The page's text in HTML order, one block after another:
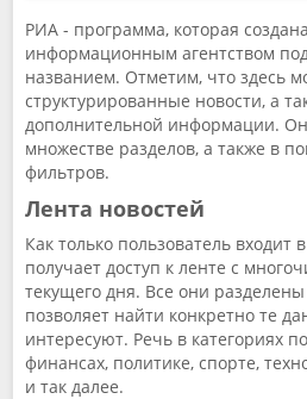
РИА - программа, которая
информационным агентством
названием. Отметим, что здесь
структурированные новости, а
дополнительной информации.
множестве разделов, а также в
фильтров.
Лента новостей
Как только пользователь входит
получает доступ к ленте с
текущего дня. Все они
позволяет найти конкретно те
интересуют. Речь в категориях
финансах, политике, спорте,
и так далее.